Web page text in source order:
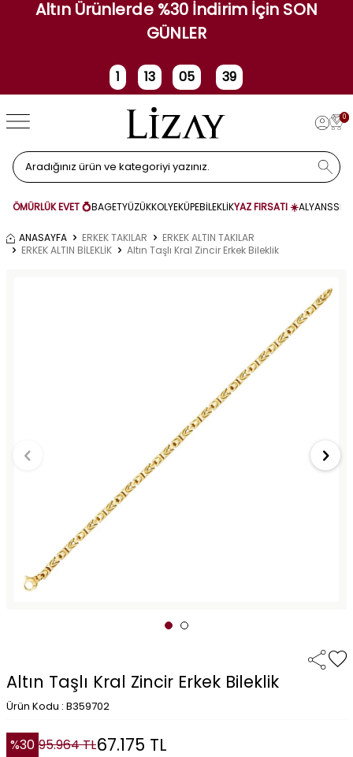
Altın Ürünlerde %30 İndirim İçin SON
GÜNLER
1
Gün
13
Saat
05 39
0
ÖMÜRLÜK EVET 💍BAGETYÜZÜKKOLYEKÜPEBİLEKLİKYAZ FIRSATI ☀️ALYANS
ANASAYFA ERKEK TAKILAR
ERKEK ALTIN TAKILAR
ERKEK ALTIN BİLEKLİK
Altın Taşlı Kral Zincir Erkek Bileklik
Altın Taşlı Kral Zincir Erkek Bileklik
Ürün Kodu : B359702
%30 95.964TL67.175 TL